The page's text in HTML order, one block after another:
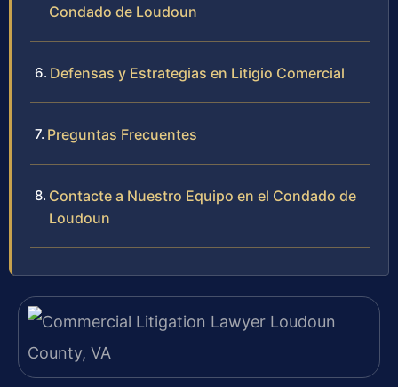
Condado de Loudoun
Defensas y Estrategias en Litigio Comercial
Preguntas Frecuentes
Contacte a Nuestro Equipo en el Condado de
Loudoun